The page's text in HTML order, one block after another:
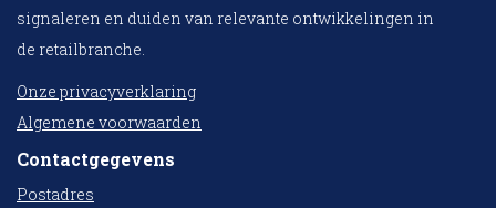
signaleren en duiden van relevante ontwikkelingen in
de retailbranche.
Onze privacyverklaring
Algemene voorwaarden
Contactgegevens
Postadres